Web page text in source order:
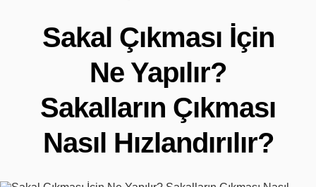
Sakal Çıkması İçin
Ne Yapılır?
Sakalların Çıkması
Nasıl Hızlandırılır?